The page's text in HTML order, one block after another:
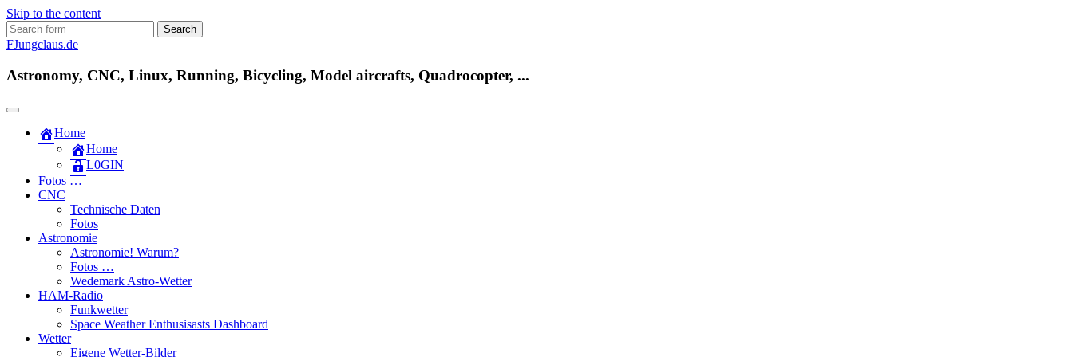
Skip to the content
Search
for:
FJungclaus.de
Astronomy, CNC, Linux, Running, Bicycling, Model aircrafts, Quadrocopter, ...
Home
Home
L​0​​GIN
Fotos …
CNC
Technische Daten
Fotos
Astronomie
Astronomie! Warum?
Fotos …
Wedemark Astro-Wetter
HAM-Radio
Funkwetter
Space Weather Enthusisasts Dashboard
Wetter
Eigene Wetter-Bilder